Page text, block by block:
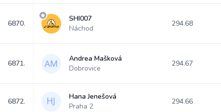
6870.
SHI007
Náchod
294.68
6871.
Andrea Mašková
Dobrovice
294.67
6872.
Hana Jenešová
Praha 2
294.66